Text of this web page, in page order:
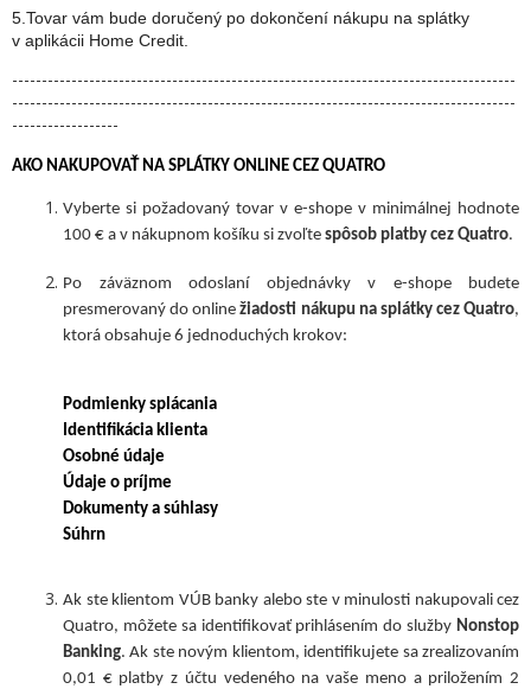
5.Tovar vám bude doručený po dokončení nákupu na splátky
v aplikácii Home Credit.
-------------------------------------------------------------------------------------
-------------------------------------------------------------------------------------
------------------
AKO NAKUPOVAŤ NA SPLÁTKY ONLINE CEZ QUATRO
Vyberte si požadovaný tovar v e-shope v minimálnej hodnote
100 € a v nákupnom košíku si zvoľte spôsob platby cez Quatro.
Po záväznom odoslaní objednávky v e-shope budete
presmerovaný do onlinežiadosti nákupu na splátky cez Quatro,
ktorá obsahuje 6 jednoduchých krokov:
Podmienky splácania
Identifikácia klienta
Osobné údaje
Údaje o príjme
Dokumenty a súhlasy
Súhrn
Ak ste klientom VÚB banky alebo ste v minulosti nakupovali cez
Quatro, môžete sa identifikovať prihlásením do služby Nonstop
Banking. Ak ste novým klientom, identifikujete sa zrealizovaním
0,01 € platby z účtu vedeného na vaše meno a priložením 2